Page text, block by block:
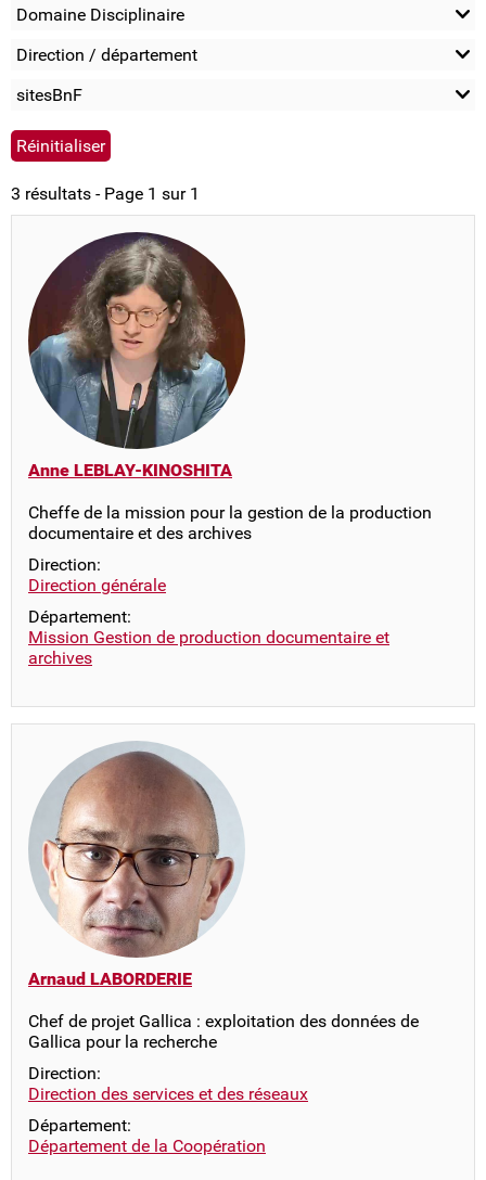
Domaine Disciplinaire
Direction / département
sitesBnF
3 résultats - Page 1 sur 1
Anne LEBLAY-KINOSHITA
Cheffe de la mission pour la gestion de la production
documentaire et des archives
Direction:
Direction générale
Département:
Mission Gestion de production documentaire et
archives
Arnaud LABORDERIE
Chef de projet Gallica : exploitation des données de
Gallica pour la recherche
Direction:
Direction des services et des réseaux
Département:
Département de la Coopération